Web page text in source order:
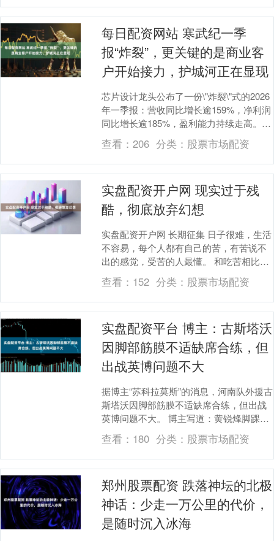
每日配资网站 寒武纪一季
报“炸裂”，更关键的是商业客
户开始接力，护城河正在显现
芯片设计龙头公布了一份\"炸裂\"式的2026
年一季报：营收同比增长逾159%，净利润
同比增长逾185%，盈利能力持续走高。然
而，比靓丽数字更值得市场关注的是，....
查看：206 分类： 股票市场配资
实盘配资开户网 现实过于残
酷，彻底放弃幻想
实盘配资开户网 长期征集 日子很难，生活
不容易，每个人都有自己的苦，有苦说不
出的感觉，受苦的人最懂。 和吃苦相比，
有苦难言，无人问津，可能比苦本身还难
受。 重生....
查看： 152 分类： 股票市场配资
实盘配资平台 博主：古斯塔沃
因脚部筋膜不适缺席合练，但
出战英博问题不大
据博主“苏科拉莫斯”的消息，河南队外援古
斯塔沃因脚部筋膜不适缺席合练，但出战
英博问题不大。 博主写道：黄锐烽脚踝扭
伤后，古斯塔沃又因脚部筋膜不适缺席了
合练，加上....
查看： 180 分类： 股票市场配资
郑州股票配资 跌落神坛的北极
神话：少走一万公里的代价，
是随时沉入冰海